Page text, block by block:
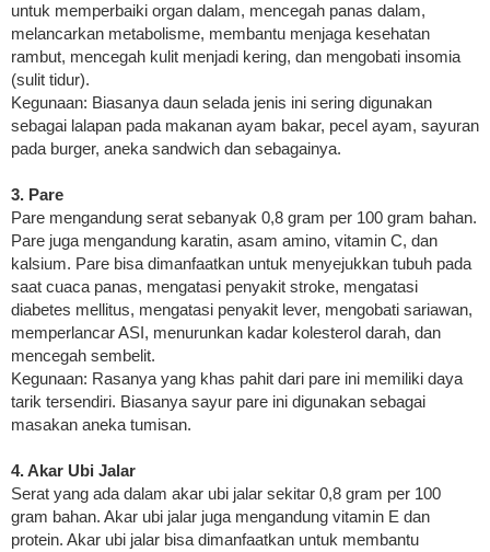
untuk memperbaiki organ dalam, mencegah panas dalam,
melancarkan metabolisme, membantu menjaga kesehatan
rambut, mencegah kulit menjadi kering, dan mengobati insomia
(sulit tidur).
Kegunaan: Biasanya daun selada jenis ini sering digunakan
sebagai lalapan pada makanan ayam bakar, pecel ayam, sayuran
pada burger, aneka sandwich dan sebagainya.
3. Pare
Pare mengandung serat sebanyak 0,8 gram per 100 gram bahan.
Pare juga mengandung karatin, asam amino, vitamin C, dan
kalsium. Pare bisa dimanfaatkan untuk menyejukkan tubuh pada
saat cuaca panas, mengatasi penyakit stroke, mengatasi
diabetes mellitus, mengatasi penyakit lever, mengobati sariawan,
memperlancar ASI, menurunkan kadar kolesterol darah, dan
mencegah sembelit.
Kegunaan: Rasanya yang khas pahit dari pare ini memiliki daya
tarik tersendiri. Biasanya sayur pare ini digunakan sebagai
masakan aneka tumisan.
4. Akar Ubi Jalar
Serat yang ada dalam akar ubi jalar sekitar 0,8 gram per 100
gram bahan. Akar ubi jalar juga mengandung vitamin E dan
protein. Akar ubi jalar bisa dimanfaatkan untuk membantu